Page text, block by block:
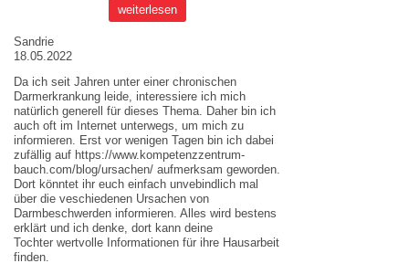
weiterlesen
Sandrie
18.05.2022
Da ich seit Jahren unter einer chronischen
Darmerkrankung leide, interessiere ich mich
natürlich generell für dieses Thema. Daher bin ich
auch oft im Internet unterwegs, um mich zu
informieren. Erst vor wenigen Tagen bin ich dabei
zufällig auf https://www.kompetenzzentrum-
bauch.com/blog/ursachen/ aufmerksam geworden.
Dort könntet ihr euch einfach unvebindlich mal
über die veschiedenen Ursachen von
Darmbeschwerden informieren. Alles wird bestens
erklärt und ich denke, dort kann deine
Tochter wertvolle Informationen für ihre Hausarbeit
finden.